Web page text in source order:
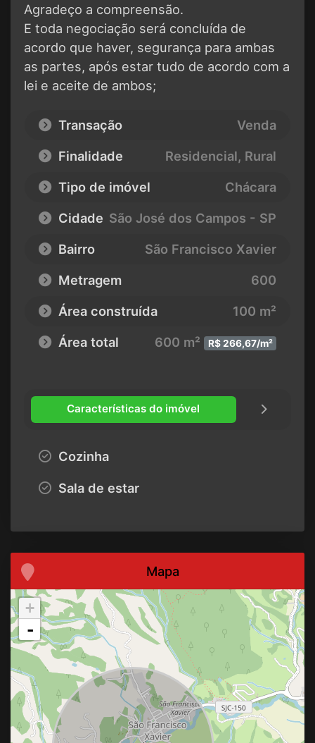
Agradeço a compreensão.
E toda negociação será concluída de
acordo que haver, segurança para ambas
as partes, após estar tudo de acordo com a
lei e aceite de ambos;
Transação
Venda
Finalidade
Residencial, Rural
Tipo de imóvel
Chácara
Cidade São José dos Campos - SP
Bairro
São Francisco Xavier
Metragem
600
Área construída
100 m²
Área total
600 m² R$ 266,67/m²
Características do imóvel
Cozinha
Sala de estar
Mapa
+
-